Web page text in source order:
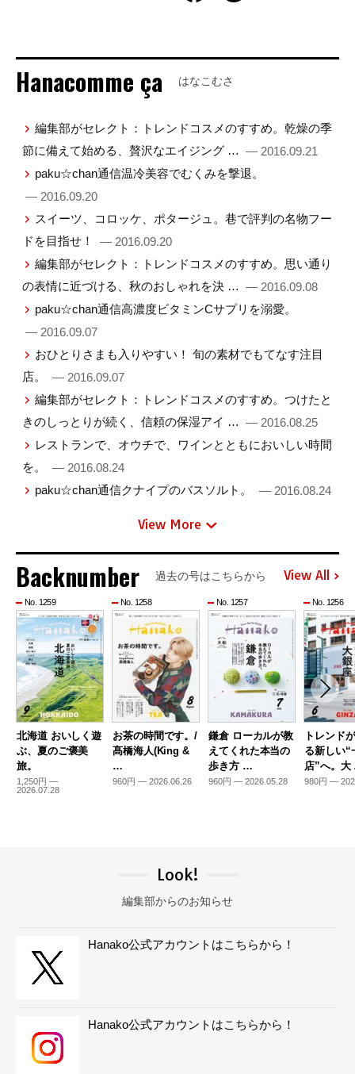
Hanacomme ça はなこむさ
編集部がセレクト：トレンドコスメのすすめ。乾燥の季
節に備えて始める、贅沢なエイジング … — 2016.09.21
paku☆chan通信温冷美容でむくみを撃退。
— 2016.09.20
スイーツ、コロッケ、ポタージュ。巷で評判の名物フー
ドを目指せ！
— 2016.09.20
編集部がセレクト：トレンドコスメのすすめ。思い通り
の表情に近づける、秋のおしゃれを決 … — 2016.09.08
paku☆chan通信高濃度ビタミンCサプリを溺愛。
— 2016.09.07
おひとりさまも入りやすい！ 旬の素材でもてなす注目
店。
— 2016.09.07
編集部がセレクト：トレンドコスメのすすめ。つけたと
きのしっとりが続く、信頼の保湿アイ … — 2016.08.25
レストランで、オウチで、ワインとともにおいしい時間
を。
— 2016.08.24
paku☆chan通信クナイプのバスソルト。
— 2016.08.24
View More
Backnumber 過去の号はこちらから View All
No. 1259
北海道 おいしく遊
ぶ、夏のご褒美
旅。
1,250円 —
2026.07.28
No. 1258
お茶の時間です。/
髙橋海人(King &
…
960円 — 2026.06.26
No. 1257
鎌倉 ローカルが教
えてくれた本当の
歩き方 …
960円 — 2026.05.28
No. 1256
トレンド
る新しい“
店”へ。
980円 —
Look!
編集部からのお知らせ
Hanako公式アカウントはこちらから！
Hanako公式アカウントはこちらから！